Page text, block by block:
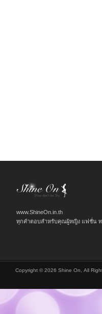
www.ShineOn.in.th
ทุกคำตอบสำหรับคุณผู้หญิง แฟชั่น ท
Copyright © 2026 Shine On, All